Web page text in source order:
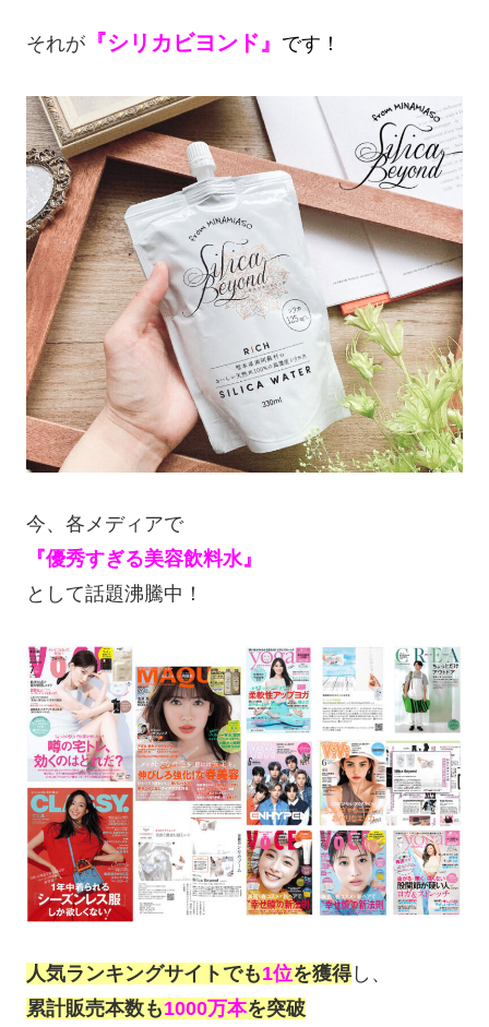
それが 『シリカビヨンド』 です！
今、各メディアで
『優秀すぎる美容飲料水』
として話題沸騰中！
人気ランキングサイトでも1位を獲得し、
累計販売本数も1000万本を突破